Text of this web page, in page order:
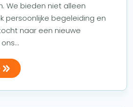
We bieden niet alleen
persoonlijke begeleiding en
naar een nieuwe